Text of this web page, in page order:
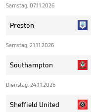
Samstag, 07.11.2026
Preston
Samstag, 21.11.2026
Southampton
Dienstag, 24.11.2026
Sheffield United